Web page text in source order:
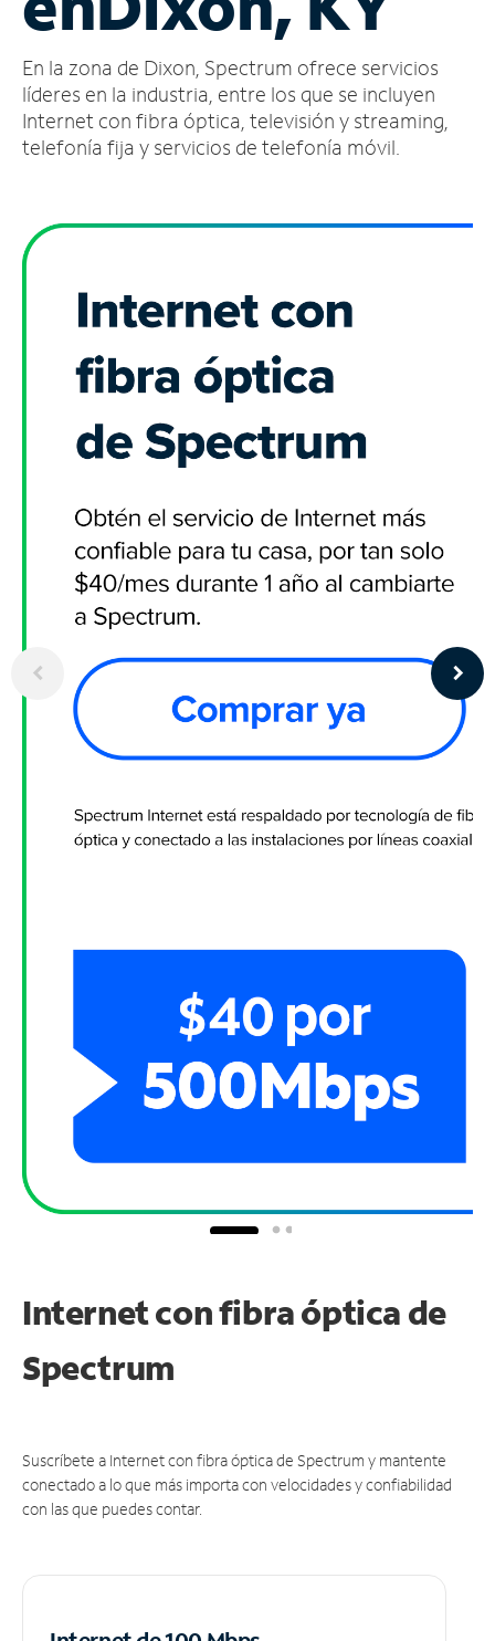
cuenta
Encuentra
una
tienda
En la zona de Dixon, Spectrum ofrece servicios
líderes en la industria, entre los que se incluyen
Internet con fibra óptica, televisión y streaming,
telefonía fija y servicios de telefonía móvil.
Internet con fibra óptica de
Spectrum
Suscríbete a Internet con fibra óptica de Spectrum y mantente
conectado a lo que más importa con velocidades y confiabilidad
con las que puedes contar.